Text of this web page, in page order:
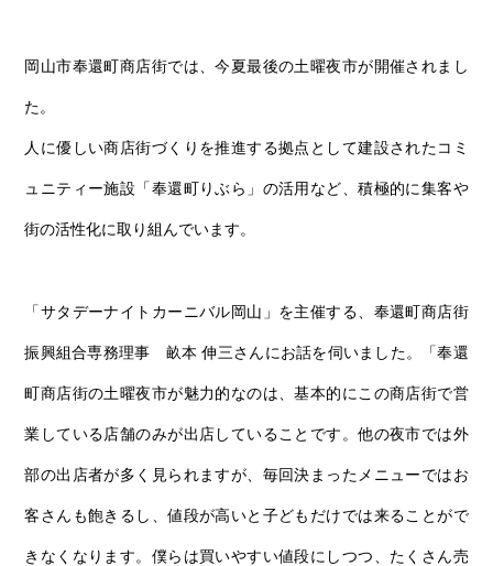
岡山市奉還町商店街では、今夏最後の土曜夜市が開催されまし
た。
人に優しい商店街づくりを推進する拠点として建設されたコミ
ュニティー施設「奉還町りぶら」の活用など、積極的に集客や
街の活性化に取り組んでいます。
「サタデーナイトカーニバル岡山」を主催する、奉還町商店街
振興組合専務理事 畝本 伸三さんにお話を伺いました。「奉還
町商店街の土曜夜市が魅力的なのは、基本的にこの商店街で営
業している店舗のみが出店していることです。他の夜市では外
部の出店者が多く見られますが、毎回決まったメニューではお
客さんも飽きるし、値段が高いと子どもだけでは来ることがで
きなくなります。僕らは買いやすい値段にしつつ、たくさん売